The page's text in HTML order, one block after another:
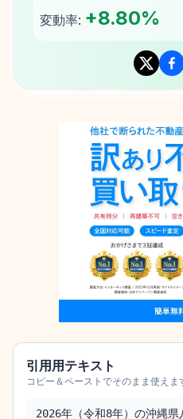
変動率: +8.80%
引用用テキスト
コピー＆ペーストでそのまま使えま
2026年（令和8年）の沖縄